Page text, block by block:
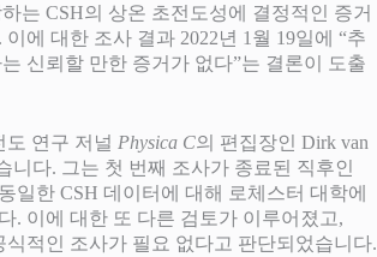
는 CSH의 상온 초전도성에 결정적인 증거
에 대한 조사 결과 2022년 1월 19일에 “추
신뢰할 만한 증거가 없다”는 결론이 도출
도 연구 저널 Physica C의 편집장인 Dirk van
니다. 그는 첫 번째 조사가 종료된 직후인
일한 CSH 데이터에 대해 로체스터 대학에
. 이에 대한 또 다른 검토가 이루어졌고,
식적인 조사가 필요 없다고 판단되었습니다.